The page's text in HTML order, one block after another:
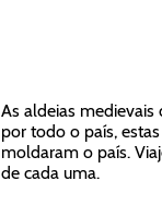
As aldeias
por todo o país,
moldaram o país.
de cada uma.